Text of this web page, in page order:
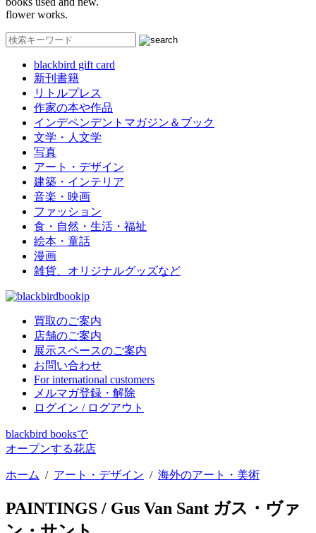
flower works.
blackbird gift card
新刊書籍
リトルプレス
作家の本や作品
インデペンデントマガジン＆ブック
文学・人文学
写真
アート・デザイン
建築・インテリア
音楽・映画
ファッション
食・自然・生活・福祉
絵本・童話
漫画
雑貨、オリジナルグッズなど
買取のご案内
店舗のご案内
展示スペースのご案内
お問い合わせ
For international customers
メルマガ登録・解除
ログイン / ログアウト
blackbird booksで
オープンする花店
ホーム / アート・デザイン / 海外のアート・美術
PAINTINGS / Gus Van Sant ガス・ヴァ